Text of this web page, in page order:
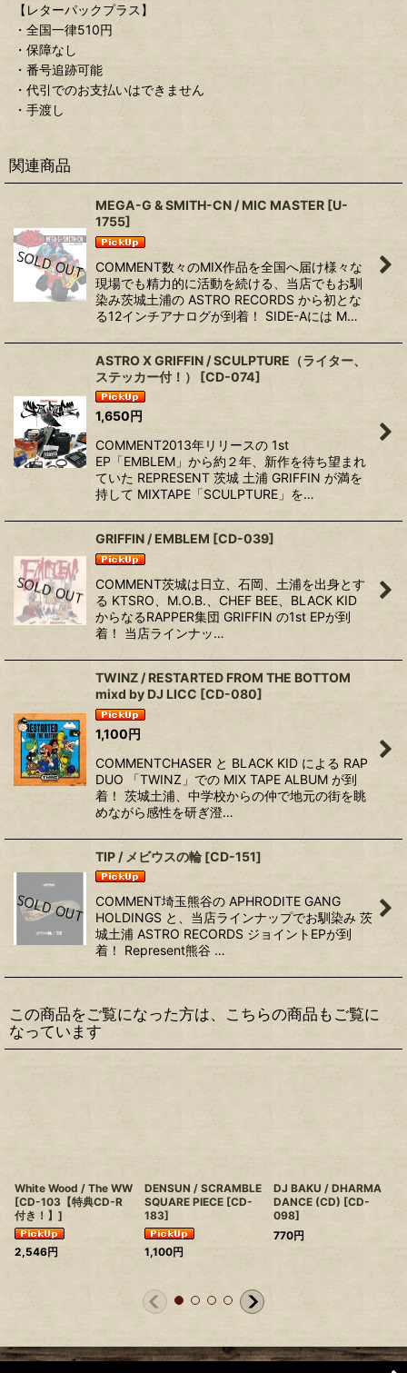
【レターパックプラス】
・全国一律510円
・保障なし
・番号追跡可能
・代引でのお支払いはできません
・手渡し
関連商品
MEGA-G & SMITH-CN / MIC MASTER [U-
1755]
COMMENT数々のMIX作品を全国へ届け様々な
現場でも精力的に活動を続ける、当店でもお馴
染み茨城土浦の ASTRO RECORDS から初とな
る12インチアナログが到着！ SIDE-Aには M…
ASTRO X GRIFFIN / SCULPTURE（ライター、
ステッカー付！）
[CD-074]
1,650円
COMMENT2013年リリースの 1st
EP「EMBLEM」から約２年、新作を待ち望まれ
ていた REPRESENT 茨城 土浦 GRIFFIN が満を
持して MIXTAPE「SCULPTURE」を…
GRIFFIN / EMBLEM [CD-039]
COMMENT茨城は日立、石岡、土浦を出身とす
る KTSRO、M.O.B.、CHEF BEE、BLACK KID
からなるRAPPER集団 GRIFFIN の1st EPが到
着！ 当店ラインナッ…
TWINZ / RESTARTED FROM THE BOTTOM
mixd by DJ LICC [CD-080]
1,100円
COMMENTCHASER と BLACK KID による RAP
DUO 「TWINZ」での MIX TAPE ALBUM が到
着！ 茨城土浦、中学校からの仲で地元の街を眺
めながら感性を研ぎ澄…
TIP / メビウスの輪 [CD-151]
COMMENT埼玉熊谷の APHRODITE GANG
HOLDINGS と、当店ラインナップでお馴染み 茨
城土浦 ASTRO RECORDS ジョイントEPが到
着！ Represent熊谷 …
この商品をご覧になった方は、こちらの商品もご覧に
なっています
White Wood / The WW
[CD-103【特典CD-R
付き！】 ]
2,546円
DENSUN / SCRAMBLE
SQUARE PIECE [CD-
183]
1,100円
DJ BAKU / DHARMA
DANCE (CD) [CD-
098]
770円